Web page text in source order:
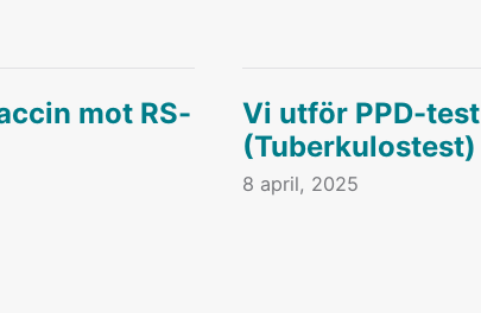
mot RS-
Vi utför PPD-test
(Tuberkulostest)
8 april, 2025